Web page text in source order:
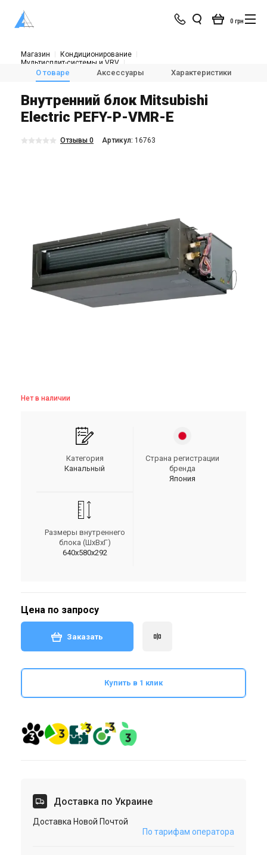
0 грн
Магазин
Кондиционирование
Мультисплит-системы и VRV
🌬Внутренние блоки кондиционера
О товаре Аксессуары Характеристики
Внутренний блок Mitsubishi
Electric PEFY-P-VMR-E
Отзывы 0 Aртикул: 16763
Нет в наличии
Категория
Канальный
Страна регистрации
бренда
Япония
Размеры внутреннего
блока (ШxВxГ)
640x580x292
Цена по запросу
Заказать
Купить в 1 клик
Доставка по Украине
Доставка Новой Почтой
По тарифам оператора